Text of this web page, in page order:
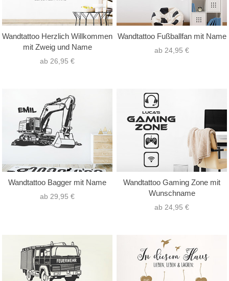
Wandtattoo Herzlich Willkommen
mit Zweig und Name
ab 26,95 €
Wandtattoo Fußballfan mit Name
ab 24,95 €
Wandtattoo Bagger mit Name
ab 29,95 €
Wandtattoo Gaming Zone mit
Wunschname
ab 24,95 €